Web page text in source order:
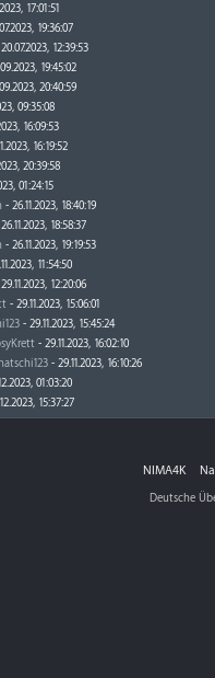
17:01:51
19:36:07
12:39:53
19:45:02
20:40:59
09:35:08
16:09:53
16:19:52
20:39:58
01:24:15
- 26.11.2023, 18:40:19
18:58:37
- 26.11.2023, 19:19:53
11:54:50
12:20:06
- 29.11.2023, 15:06:01
- 29.11.2023, 15:45:24
- 29.11.2023, 16:02:10
hatschi123 - 29.11.2023, 16:10:26
01:03:20
15:37:27
NIMA4K
Deutsche